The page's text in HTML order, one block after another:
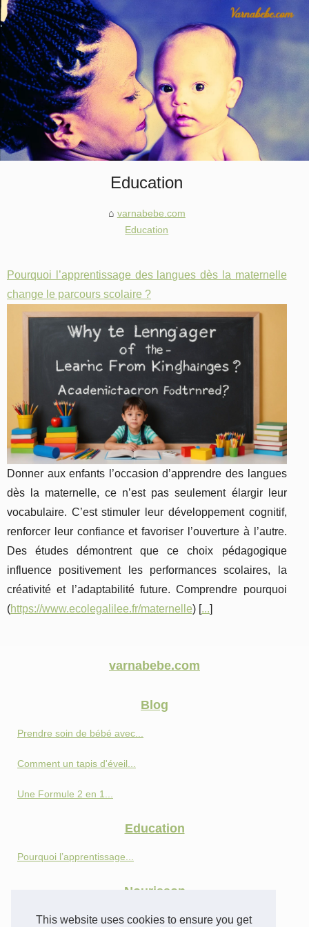
This website uses cookies to ensure you get
Education
varnabebe.com
Education
Pourquoi l’apprentissage des langues dès la maternelle
change le parcours scolaire ?
Donner aux enfants l’occasion d’apprendre des langues
dès la maternelle, ce n’est pas seulement élargir leur
vocabulaire. C’est stimuler leur développement cognitif,
renforcer leur confiance et favoriser l’ouverture à l’autre.
Des études démontrent que ce choix pédagogique
influence positivement les performances scolaires, la
créativité et l’adaptabilité future. Comprendre pourquoi
(https://www.ecolegalilee.fr/maternelle) [...]
varnabebe.com
Blog
Prendre soin de bébé avec...
Comment un tapis d'éveil...
Une Formule 2 en 1...
Education
Pourquoi l’apprentissage...
Nourisson
Les bienfaits d'une tétine...